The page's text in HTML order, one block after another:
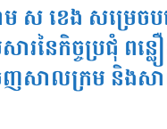
ស ខេង សម្រេចបង្
ារនៃកិច្ចប្រជុំ ពន្
េញសាលក្រម និងស